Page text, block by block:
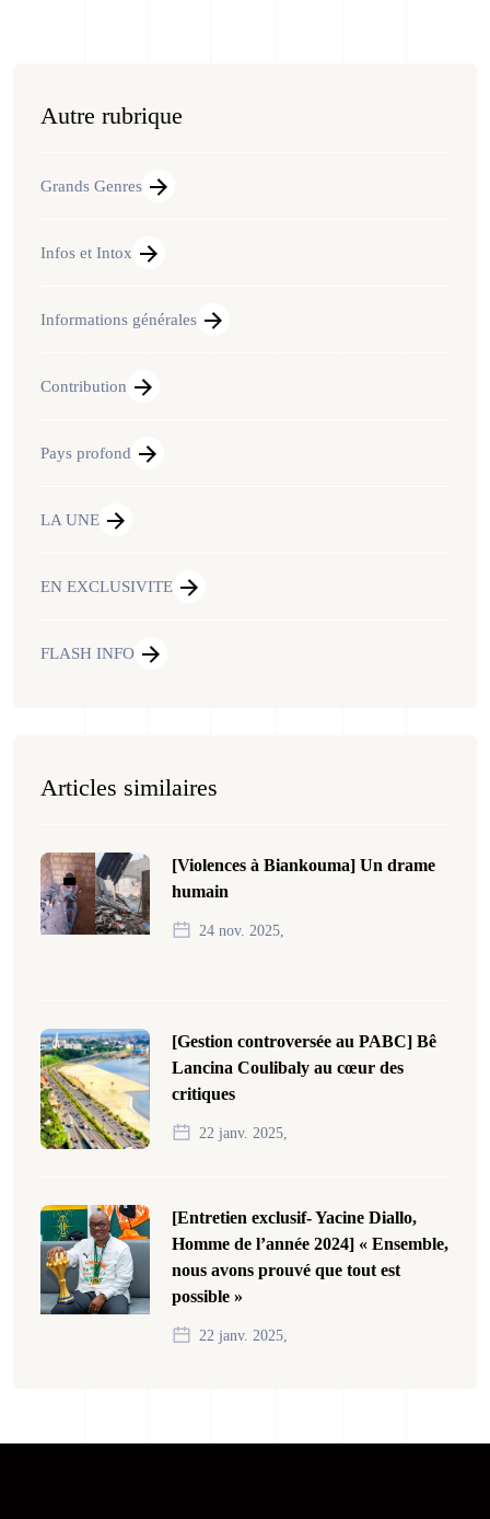
Autre rubrique
Grands Genres
Infos et Intox
Informations générales
Contribution
Pays profond
LA UNE
EN EXCLUSIVITE
FLASH INFO
Articles similaires
[Violences à Biankouma] Un drame
humain
24 nov. 2025,
[Gestion controversée au PABC] Bê
Lancina Coulibaly au cœur des
critiques
22 janv. 2025,
[Entretien exclusif- Yacine Diallo,
Homme de l’année 2024] « Ensemble,
nous avons prouvé que tout est
possible »
22 janv. 2025,